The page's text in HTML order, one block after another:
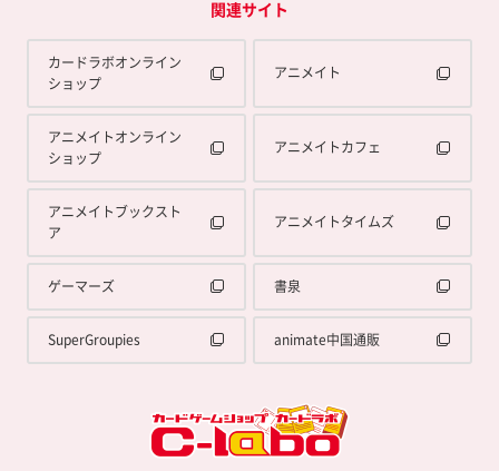
関連サイト
カードラボオンライン
ショップ
アニメイト
アニメイトオンライン
ショップ
アニメイトカフェ
アニメイトブックスト
ア
アニメイトタイムズ
ゲーマーズ 書泉
SuperGroupies animate中国通販